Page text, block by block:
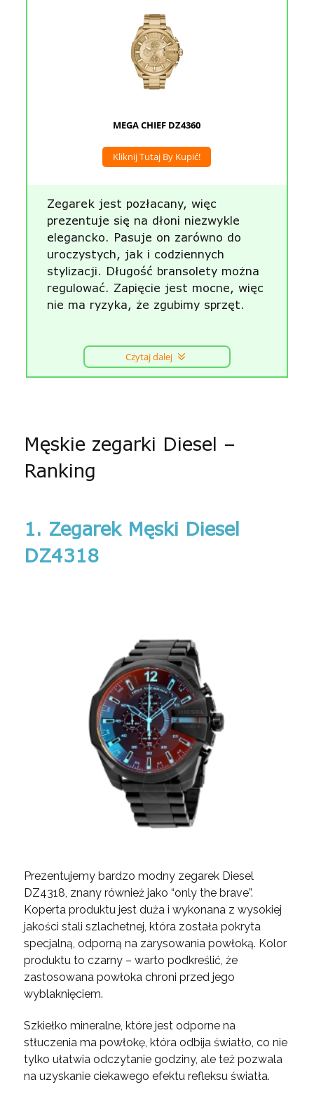
MEGA CHIEF DZ4360
Kliknij Tutaj By Kupić!
Zegarek jest pozłacany, więc
prezentuje się na dłoni niezwykle
elegancko. Pasuje on zarówno do
uroczystych, jak i codziennych
stylizacji. Długość bransolety można
regulować. Zapięcie jest mocne, więc
nie ma ryzyka, że zgubimy sprzęt.
Czytaj dalej
Męskie zegarki Diesel –
Ranking
1. Zegarek Męski Diesel
DZ4318
Prezentujemy bardzo modny zegarek Diesel
DZ4318, znany również jako “only the brave”.
Koperta produktu jest duża i wykonana z wysokiej
jakości stali szlachetnej, która została pokryta
specjalną, odporną na zarysowania powłoką. Kolor
produktu to czarny – warto podkreślić, że
zastosowana powłoka chroni przed jego
wyblaknięciem.
Szkiełko mineralne, które jest odporne na
stłuczenia ma powłokę, która odbija światło, co nie
tylko ułatwia odczytanie godziny, ale też pozwala
na uzyskanie ciekawego efektu refleksu światła.